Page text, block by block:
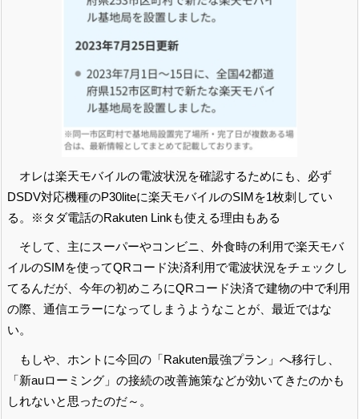
オレは楽天モバイルの電波状況を確認するためにも、必ず
DSDV対応機種のP30liteに楽天モバイルのSIMを1枚刺してい
る。※タダ電話のRakuten Linkも使える理由もある
そして、主にスーパーやコンビニ、外食時の利用で楽天モバ
イルのSIMを使ってQRコード決済利用で電波状況をチェックし
てるんだが、今年の初めころにQRコード決済で建物の中で利用
の際、通信エラーになってしまうようなことが、最近ではな
い。
もしや、ホントに今回の「Rakuten最強プラン」へ移行し、
「新auローミング」の接続の改善施策などが効いてきたのかも
しれないと思ったのだ～。